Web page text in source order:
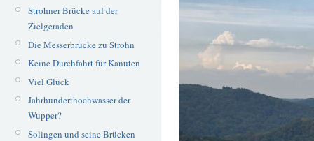
Strohner Brücke auf der
Zielgeraden
Die Messerbrücke zu Strohn
Keine Durchfahrt für Kanuten
Viel Glück
Jahrhunderthochwasser der
Wupper?
Solingen und seine Brücken